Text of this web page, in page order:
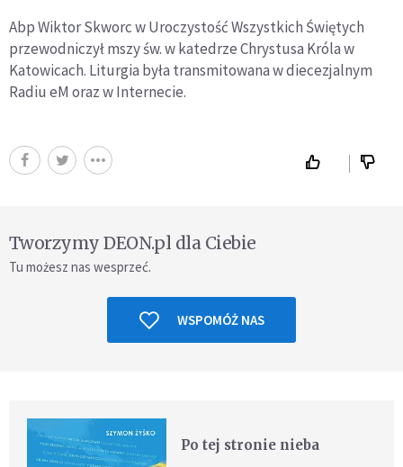
Abp Wiktor Skworc w Uroczystość Wszystkich Świętych
przewodniczył mszy św. w katedrze Chrystusa Króla w
Katowicach. Liturgia była transmitowana w diecezjalnym
Radiu eM oraz w Internecie.
Tworzymy DEON.pl dla Ciebie
Tu możesz nas wesprzeć.
WSPOMÓŻ NAS
Po tej stronie nieba